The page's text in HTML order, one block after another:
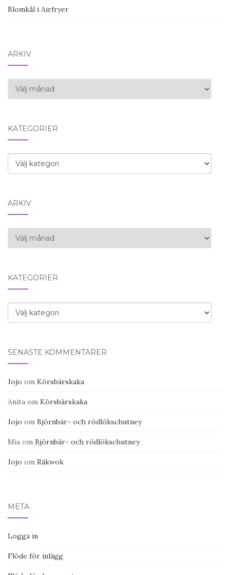
Blomkål i Airfryer
ARKIV
Arkiv
KATEGORIER
Kategorier
ARKIV
Arkiv
KATEGORIER
Kategorier
SENASTE KOMMENTARER
Jojo om Körsbärskaka
Anita om Körsbärskaka
Jojo om Björnbär- och rödlökschutney
Mia om Björnbär- och rödlökschutney
Jojo om Räkwok
META
Logga in
Flöde för inlägg